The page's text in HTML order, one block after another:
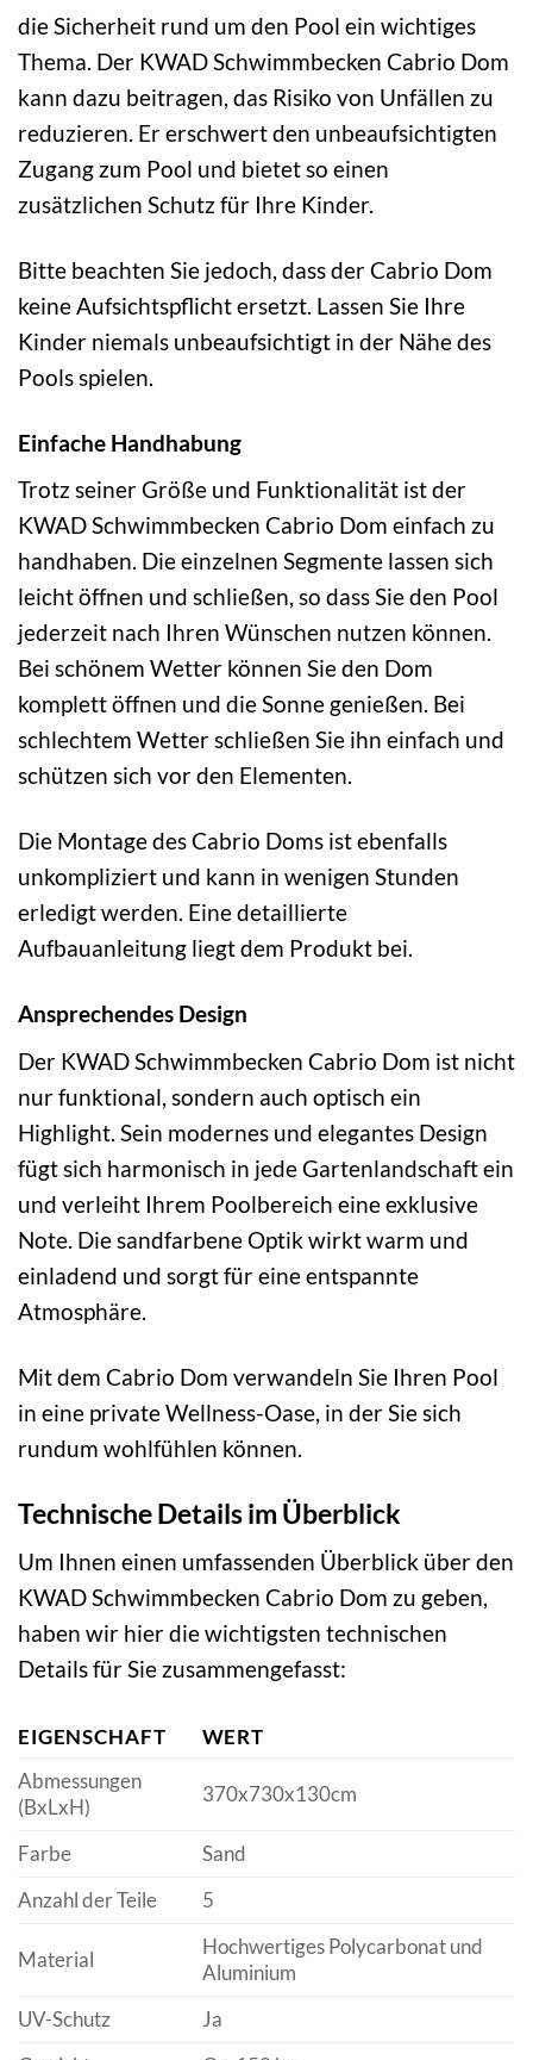
die Sicherheit rund um den Pool ein wichtiges
Thema. Der KWAD Schwimmbecken Cabrio Dom
kann dazu beitragen, das Risiko von Unfällen zu
reduzieren. Er erschwert den unbeaufsichtigten
Zugang zum Pool und bietet so einen
zusätzlichen Schutz für Ihre Kinder.
Bitte beachten Sie jedoch, dass der Cabrio Dom
keine Aufsichtspflicht ersetzt. Lassen Sie Ihre
Kinder niemals unbeaufsichtigt in der Nähe des
Pools spielen.
Einfache Handhabung
Trotz seiner Größe und Funktionalität ist der
KWAD Schwimmbecken Cabrio Dom einfach zu
handhaben. Die einzelnen Segmente lassen sich
leicht öffnen und schließen, so dass Sie den Pool
jederzeit nach Ihren Wünschen nutzen können.
Bei schönem Wetter können Sie den Dom
komplett öffnen und die Sonne genießen. Bei
schlechtem Wetter schließen Sie ihn einfach und
schützen sich vor den Elementen.
Die Montage des Cabrio Doms ist ebenfalls
unkompliziert und kann in wenigen Stunden
erledigt werden. Eine detaillierte
Aufbauanleitung liegt dem Produkt bei.
Ansprechendes Design
Der KWAD Schwimmbecken Cabrio Dom ist nicht
nur funktional, sondern auch optisch ein
Highlight. Sein modernes und elegantes Design
fügt sich harmonisch in jede Gartenlandschaft ein
und verleiht Ihrem Poolbereich eine exklusive
Note. Die sandfarbene Optik wirkt warm und
einladend und sorgt für eine entspannte
Atmosphäre.
Mit dem Cabrio Dom verwandeln Sie Ihren Pool
in eine private Wellness-Oase, in der Sie sich
rundum wohlfühlen können.
Technische Details im Überblick
Um Ihnen einen umfassenden Überblick über den
KWAD Schwimmbecken Cabrio Dom zu geben,
haben wir hier die wichtigsten technischen
Details für Sie zusammengefasst:
EIGENSCHAFT
WERT
Abmessungen
(BxLxH)
370x730x130cm
Farbe
Sand
Anzahl der Teile
5
Material
Hochwertiges Polycarbonat und
Aluminium
UV-Schutz
Ja